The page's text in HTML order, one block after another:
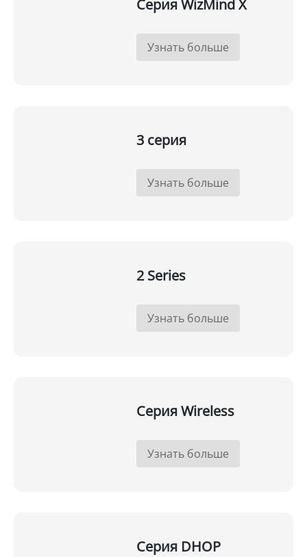
Серия WizMind X
Узнать больше
3 серия
Узнать больше
2 Series
Узнать больше
Серия Wireless
Узнать больше
Серия DHOP